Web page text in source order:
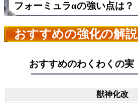
フォーミュラαの強い点は？
おすすめの強化の解説
おすすめのわくわくの実
獣神化改